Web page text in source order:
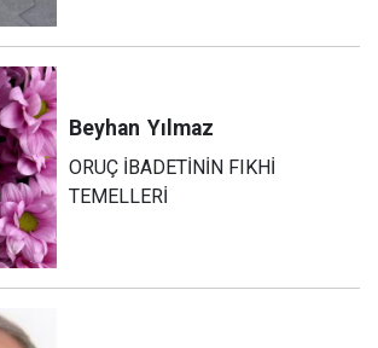
Beyhan Yılmaz
ORUÇ İBADETİNİN FIKHİ
TEMELLERİ